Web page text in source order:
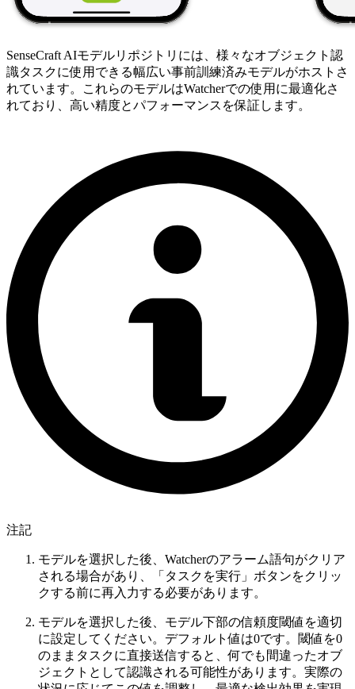
SenseCraft AIモデルリポジトリには、様々なオブジェクト認
識タスクに使用できる幅広い事前訓練済みモデルがホストさ
れています。これらのモデルはWatcherでの使用に最適化さ
れており、高い精度とパフォーマンスを保証します。
注記
モデルを選択した後、Watcherのアラーム語句がクリア
される場合があり、「タスクを実行」ボタンをクリッ
クする前に再入力する必要があります。
モデルを選択した後、モデル下部の信頼度閾値を適切
に設定してください。デフォルト値は0です。閾値を0
のままタスクに直接送信すると、何でも間違ったオブ
ジェクトとして認識される可能性があります。実際の